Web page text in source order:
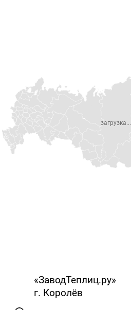
«ЗаводТеплиц.ру»
г. Королёв
загрузка...